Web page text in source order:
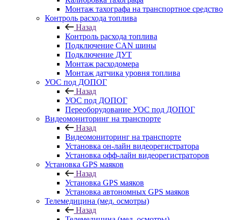
Монтаж тахографа на транспортное средство
Контроль расхода топлива
Назад
Контроль расхода топлива
Подключение CAN шины
Подключение ДУТ
Монтаж расходомера
Монтаж датчика уровня топлива
УОС под ДОПОГ
Назад
УОС под ДОПОГ
Переоборудование УОС под ДОПОГ
Видеомониторинг на транспорте
Назад
Видеомониторинг на транспорте
Установка он-лайн видеорегистратора
Установка офф-лайн видеорегистраторов
Установка GPS маяков
Назад
Установка GPS маяков
Установка автономных GPS маяков
Телемедицина (мед. осмотры)
Назад